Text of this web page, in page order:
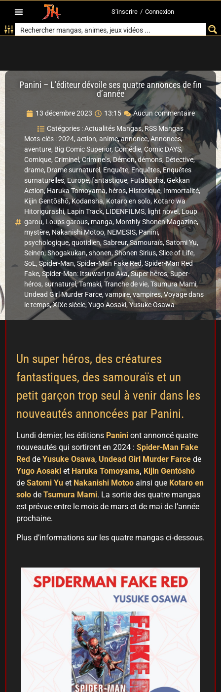
S’inscrire / Connexion
Panini – L’éditeur dévoile ses quatre annonces de fin
d’année
13 décembre 2023 13:15
Aucun commentaire
Catégories :Actualités Mangas,RSS Mangas
Mots-clés :2024, action, anime,annonce,Annonces,
aventure, Big Comic Superior,Comédie, Comic DAYS,
Comique, Criminel,Criminels,Démon,démons, Détective,
drame, Drame surnaturel, Enquête, Enquêtes, Enquêtes
surnaturelles,Europe,fantastique, Futabasha,Gekkan
Action,Haruka Tomoyama, héros, Historique, Immortalité,
Kijin Gentōshō,Kodansha,Kotaro en solo, Kotaro wa
Hitorigurashi,Lapin Track, LIDENFILMS, light novel ,Loup
garou, Loups garous, manga, Monthly Shonen Magazine,
mystère, Nakanishi Motoo, NEMESIS, Panini,
psychologique,quotidien,Sabreur,Samouraïs,Satomi Yu,
Seinen,Shogakukan,shonen,Shonen Sirius,Slice of Life,
SoL , Spider-Man,Spider-Man Fake Red,Spider-Man Red
Fake, Spider-Man: Itsuwari no Aka,Super héros,Super-
héros, surnaturel,Tamaki,Tranche de vie, Tsumura Mami,
Undead Girl Murder Farce,vampire,vampires,Voyage dans
le temps,XIXe siècle, Yugo Aosaki,Yusuke Osawa
Un super héros, des créatures
fantastiques, des samouraïs et un
petit garçon trop seul à venir dans les
nouveautés annoncées par Panini.
Lundi dernier, les éditions Panini ont annoncé quatre
nouveautés qui sortiront en 2024 : Spider-Man Fake
Red de Yusuke Osawa, Undead Girl Murder Farce de
Yugo Aosaki et Haruka Tomoyama, Kijin Gentōshō
de Satomi Yu et Nakanishi Motoo ainsi que Kotaro en
solo de Tsumura Mami. La sortie des quatre mangas
est prévue entre le mois de mars et de mai de l’année
prochaine.
Plus d’informations sur les quatre mangas ci-dessous.